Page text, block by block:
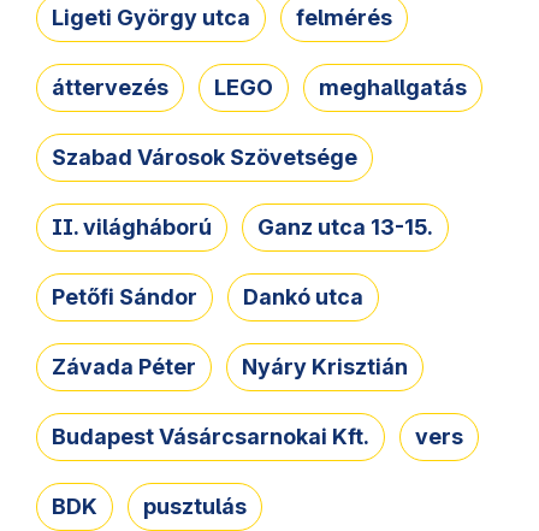
Ligeti György utca felmérés
áttervezés LEGO meghallgatás
Szabad Városok Szövetsége
II. világháború Ganz utca 13-15.
Petőfi Sándor Dankó utca
Závada Péter Nyáry Krisztián
Budapest Vásárcsarnokai Kft. vers
BDK pusztulás